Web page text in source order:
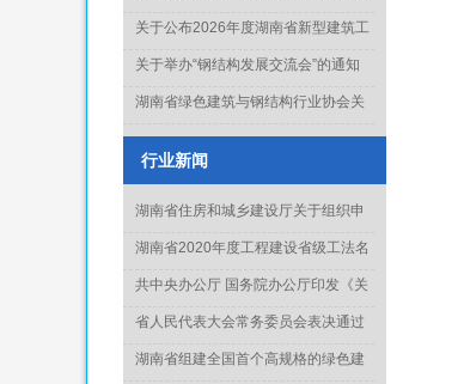
色建造行业工法通过名单的公示
关于公布2026年度湖南省新型建筑工
业化项目、技术和产品推广目录库人
关于举办“钢结构发展交流会”的通知
湖南省绿色建筑与钢结构行业协会关
准》起草单位的通知
行业新闻
湖南省住房和城乡建设厅关于组织申
报2022年度科学技术计划项目的通知
湖南省2020年度工程建设省级工法名
单正式出炉
共中央办公厅 国务院办公厅印发《关
于推动城乡建设绿色发展的意见》
省人民代表大会常务委员会表决通过
《湖南省绿色建筑发展条例》
湖南省组建全国首个高规格的绿色建